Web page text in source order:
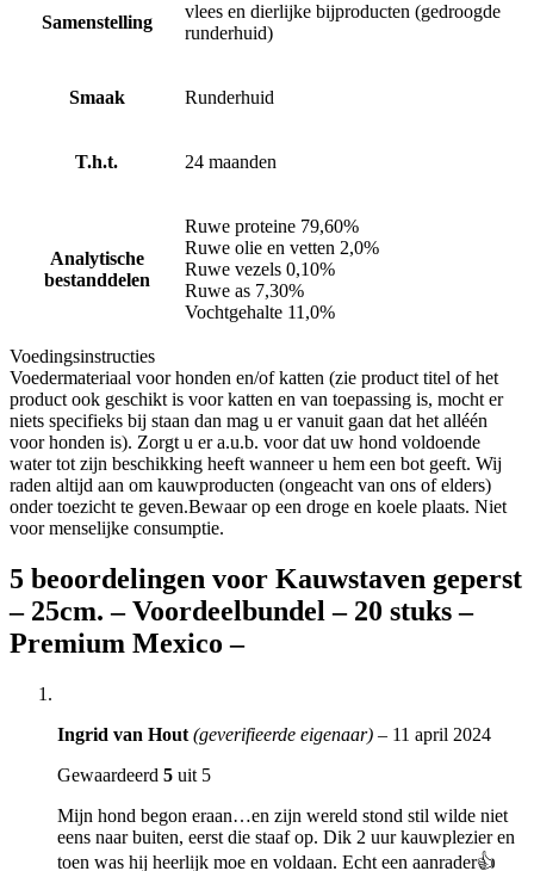
Samenstelling
vlees en dierlijke bijproducten (gedroogde
runderhuid)
Smaak Runderhuid
T.h.t. 24 maanden
Analytische
bestanddelen
Ruwe proteine 79,60%
Ruwe olie en vetten 2,0%
Ruwe vezels 0,10%
Ruwe as 7,30%
Vochtgehalte 11,0%
Voedingsinstructies
Voedermateriaal voor honden en/of katten (zie product titel of het
product ook geschikt is voor katten en van toepassing is, mocht er
niets specifieks bij staan dan mag u er vanuit gaan dat het alléén
voor honden is). Zorgt u er a.u.b. voor dat uw hond voldoende
water tot zijn beschikking heeft wanneer u hem een bot geeft. Wij
raden altijd aan om kauwproducten (ongeacht van ons of elders)
onder toezicht te geven.Bewaar op een droge en koele plaats. Niet
voor menselijke consumptie.
5 beoordelingen voor Kauwstaven geperst
– 25cm. – Voordeelbundel – 20 stuks –
Premium Mexico –
Ingrid van Hout (geverifieerde eigenaar) – 11 april 2024
Gewaardeerd 5 uit 5
Mijn hond begon eraan…en zijn wereld stond stil wilde niet
eens naar buiten, eerst die staaf op. Dik 2 uur kauwplezier en
toen was hij heerlijk moe en voldaan. Echt een aanrader👍